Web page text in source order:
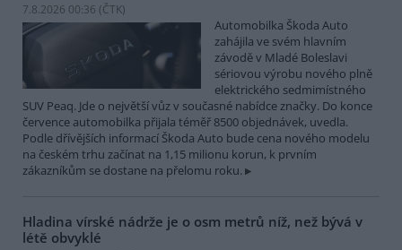
7.8.2026 00:36 (ČTK)
Automobilka Škoda Auto
zahájila ve svém hlavním
závodě v Mladé Boleslavi
sériovou výrobu nového plně
elektrického sedmimístného
SUV Peaq. Jde o největší vůz v současné nabídce značky. Do konce
července automobilka přijala téměř 8500 objednávek, uvedla.
Podle dřívějších informací Škoda Auto bude cena nového modelu
na českém trhu začínat na 1,15 milionu korun, k prvním
zákazníkům se dostane na přelomu roku.
Hladina vírské nádrže je o osm metrů níž, než bývá v
létě obvyklé